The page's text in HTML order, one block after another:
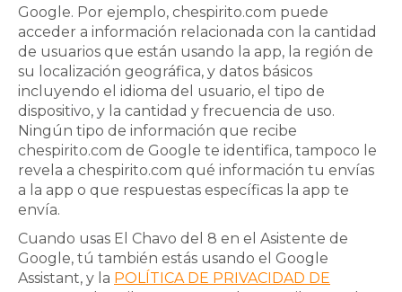
Google. Por ejemplo, chespirito.com puede
acceder a información relacionada con la cantidad
de usuarios que están usando la app, la región de
su localización geográfica, y datos básicos
incluyendo el idioma del usuario, el tipo de
dispositivo, y la cantidad y frecuencia de uso.
Ningún tipo de información que recibe
chespirito.com de Google te identifica, tampoco le
revela a chespirito.com qué información tu envías
a la app o que respuestas específicas la app te
envía.
Cuando usas El Chavo del 8 en el Asistente de
Google, tú también estás usando el Google
Assistant, y la POLÍTICA DE PRIVACIDAD DE